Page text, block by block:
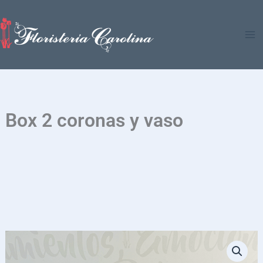
al
contenido
Box 2 coronas y vaso